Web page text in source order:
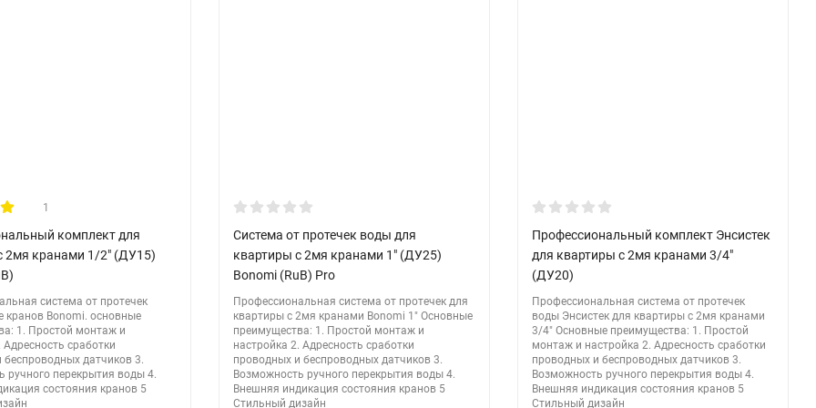
Наши специалисты помогут с выбором и установкой.
1
комплект для
2мя кранами 1/2" (ДУ15)
система от протечек
кранов Bonomi. основные
1. Простой монтаж и
Адресность сработки
беспроводных датчиков 3.
ручного перекрытия воды 4.
состояния кранов 5
Система от протечек воды для
квартиры с 2мя кранами 1" (ДУ25)
Bonomi (RuB) Pro
Профессиональная система от протечек для
квартиры с 2мя кранами Bonomi 1" Основные
преимущества: 1. Простой монтаж и
настройка 2. Адресность сработки
проводных и беспроводных датчиков 3.
Возможность ручного перекрытия воды 4.
Внешняя индикация состояния кранов 5
Стильный дизайн
Профессиональный комплект Энсистек
для квартиры с 2мя кранами 3/4"
(ДУ20)
Профессиональная система от протечек
воды Энсистек для квартиры с 2мя кранами
3/4" Основные преимущества: 1. Простой
монтаж и настройка 2. Адресность сработки
проводных и беспроводных датчиков 3.
Возможность ручного перекрытия воды 4.
Внешняя индикация состояния кранов 5
Стильный дизайн